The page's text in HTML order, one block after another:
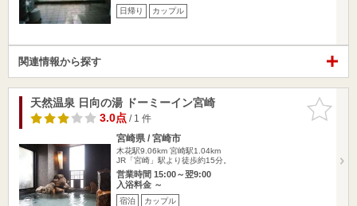
日帰り カップル
関連情報から探す
お気に入
りに追加
天然温泉 日向の湯 ドーミーイン宮崎
3.0点/ 1 件
宮崎県 / 宮崎市
木花駅9.06km 宮崎駅1.04km
JR「宮崎」駅より徒歩約15分。
営業時間 15:00～翌9:00
入浴料金 ～
宿泊 カップル